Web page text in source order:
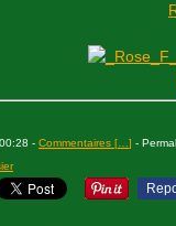
- Commentaires [ ] -